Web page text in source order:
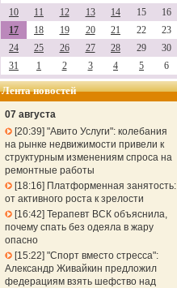
10
11 12 13 14 15
16
17
18 19 20 21 22
23
24
25 26 27 28 29
30
31
1 2 3 4 5 6
Лента новостей
07 августа
20:39 "Авито Услуги": колебания
на рынке недвижимости привели к
структурным изменениям спроса на
ремонтные работы
18:16
Платформенная занятость:
от активного роста к зрелости
16:42 Терапевт ВСК объяснила,
почему спать без одеяла в жару
опасно
15:22 "Спорт вместо стресса":
Александр Живайкин предложил
федерациям взять шефство над